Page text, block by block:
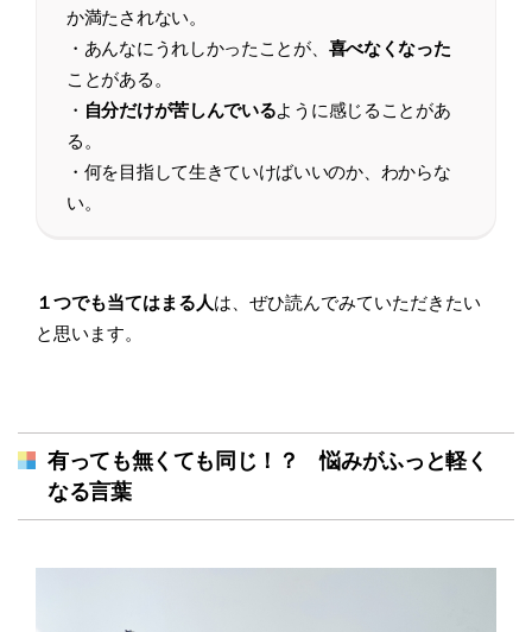
か満たされない。
・あんなにうれしかったことが、 喜べなくなった
ことがある。
・ 自分だけが苦しんでいるように感じることがあ
る。
・何を目指して生きていけばいいのか、わからな
い。
１つでも当てはまる人は、ぜひ読んでみていただきたい
と思います。
有っても無くても同じ！？ 悩みがふっと軽く
なる言葉